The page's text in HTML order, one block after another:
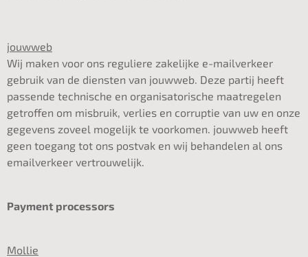
jouwweb
Wij maken voor ons reguliere zakelijke e-mailverkeer
gebruik van de diensten van jouwweb. Deze partij heeft
passende technische en organisatorische maatregelen
getroffen om misbruik, verlies en corruptie van uw en onze
gegevens zoveel mogelijk te voorkomen. jouwweb heeft
geen toegang tot ons postvak en wij behandelen al ons
emailverkeer vertrouwelijk.
Payment processors
Mollie